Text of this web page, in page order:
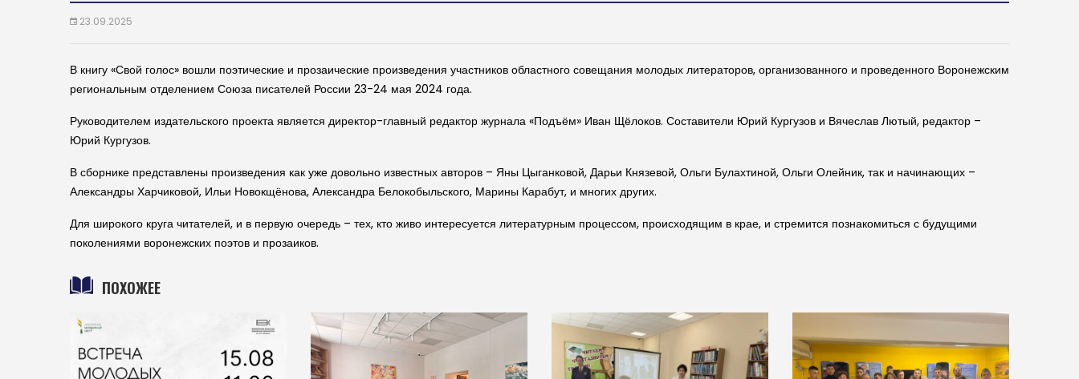
23.09.2025
В книгу «Свой голос» вошли поэтические и прозаические произведения участников областного совещания молодых литераторов, организованного и проведенного Воронежским
региональным отделением Союза писателей России 23-24 мая 2024 года.
Руководителем издательского проекта является директор-главный редактор журнала «Подъём» Иван Щёлоков. Составители Юрий Кургузов и Вячеслав Лютый, редактор –
Юрий Кургузов.
В сборнике представлены произведения как уже довольно известных авторов – Яны Цыганковой, Дарьи Князевой, Ольги Булахтиной, Ольги Олейник, так и начинающих –
Александры Харчиковой, Ильи Новокщёнова, Александра Белокобыльского, Марины Карабут, и многих других.
Для широкого круга читателей, и в первую очередь – тех, кто живо интересуется литературным процессом, происходящим в крае, и стремится познакомиться с будущими
поколениями воронежских поэтов и прозаиков.
ПОХОЖЕЕ